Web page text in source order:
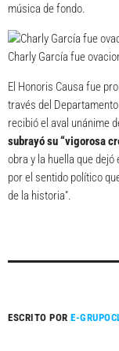
música de fondo.
Charly García fue
El Honoris Causa fue
través del
recibió el aval unánime
subrayó su “vigorosa
obra y la huella que
por el sentido político
de la historia”.
ESCRITO PORE-